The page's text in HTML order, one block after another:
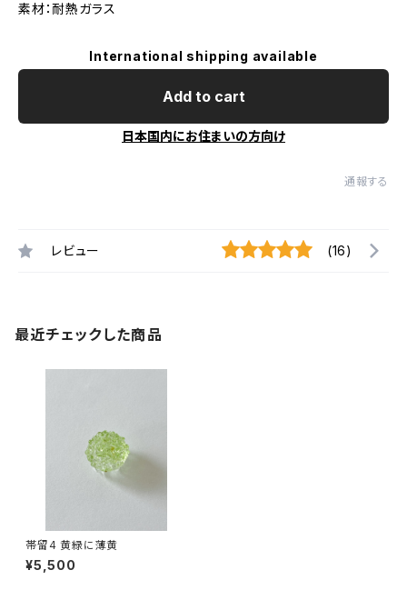
素材：耐熱ガラス
International shipping available
Add to cart
日本国内にお住まいの方向け
通報する
レビュー (16)
最近チェックした商品
帯留4 黄緑に薄黄
¥5,500